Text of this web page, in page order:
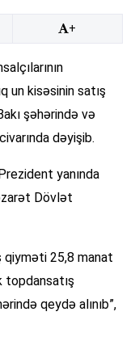
+
un kisəsinin satış
şəhərində və
dəyişib.
yanında
Dövlət
qiyməti 25,8 manat
topdansatış
qeydə alınıb”,